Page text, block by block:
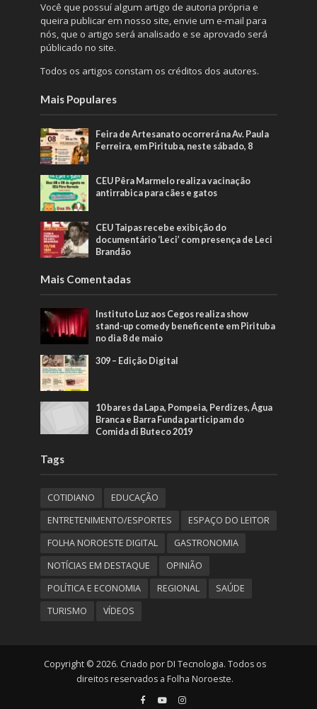
Você que possuí algum artigo de autoria própria e
queira publicar em nosso site, envie um e-mail para
nós, que o artigo será analisado e se aprovado será
públicado no site.
Todos os artigos constam os créditos dos autores.
Mais Populares
Feira de Artesanato ocorrerá na Av. Paula
Ferreira, em Pirituba, neste sábado, 8
CEU Pêra Marmelo realiza vacinação
antirrabica para cães e gatos
CEU Taipas recebe exibição do
documentário ‘Leci’ com presença de Leci
Brandão
Mais Comentadas
Instituto Luz aos Cegos realiza show
stand-up comedy beneficente em Pirituba
no dia 8 de maio
309 – Edição Digital
10 bares da Lapa, Pompeia, Perdizes, Água
Branca e Barra Funda participam do
Comida di Buteco 2019
Tags
COTIDIANO
EDUCAÇÃO
ENTRETENIMENTO/ESPORTES
ESPAÇO DO LEITOR
FOLHA NOROESTE DIGITAL
GASTRONOMIA
NOTÍCIAS EM DESTAQUE
OPINIÃO
POLÍTICA E ECONOMIA
REGIONAL
SAÚDE
TURISMO
VÍDEOS
Copyright © 2026. Criado por DI Tecnologia. Todos os
direitos reservados a Folha Noroeste.